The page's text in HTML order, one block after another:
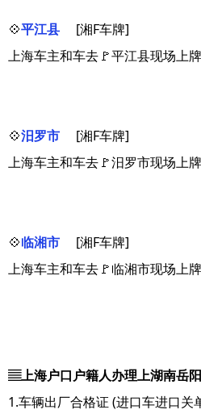
💠平江县
[湘F车牌]
上海车主和车去🚩平江县现场上牌
💠汨罗市
[湘F车牌]
上海车主和车去🚩汨罗市现场上牌
💠临湘市
[湘F车牌]
上海车主和车去🚩临湘市现场上牌
▤上海户口户籍人办理上湖南岳
1.车辆出厂合格证 (进口车进口关